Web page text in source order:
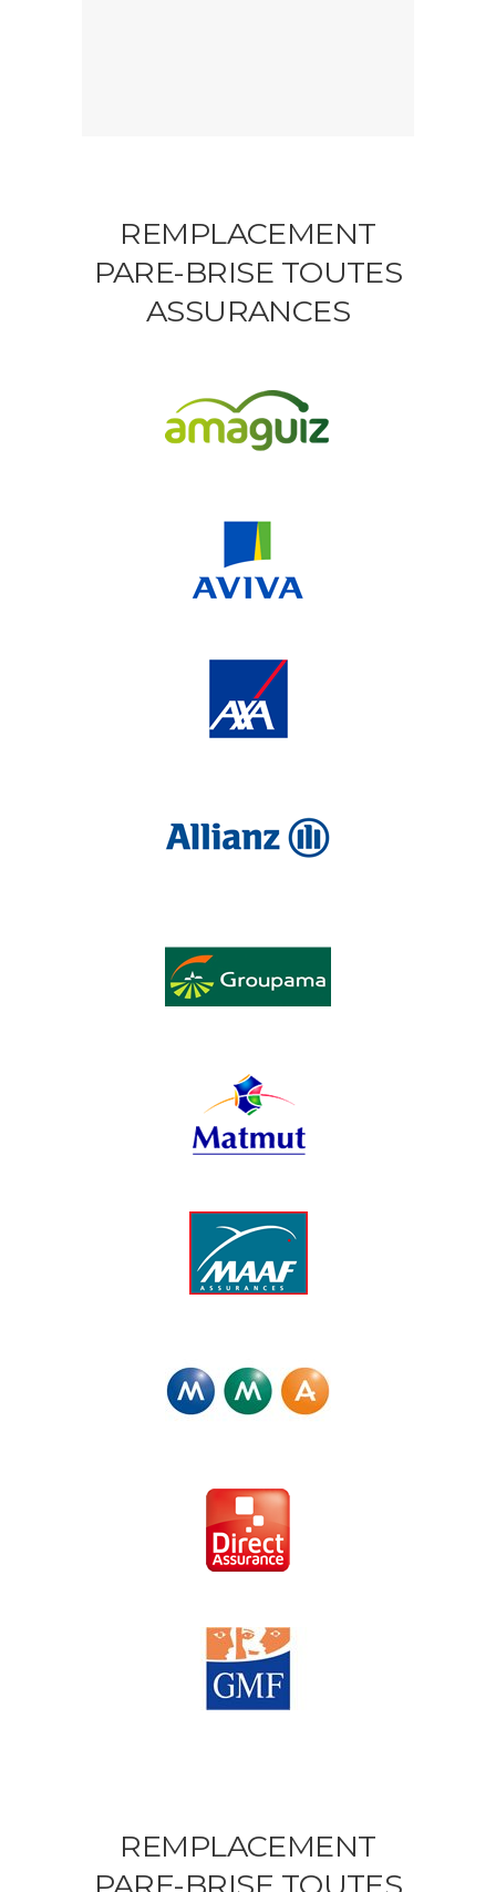
REMPLACEMENT
PARE-BRISE TOUTES
ASSURANCES
REMPLACEMENT